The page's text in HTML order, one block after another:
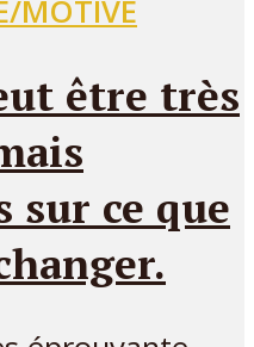
MOTIVÉ
être très
sur ce que